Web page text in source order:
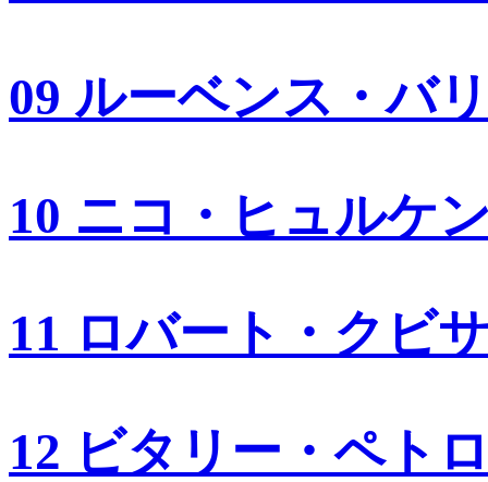
09 ルーベンス・バ
10 ニコ・ヒュルケ
11 ロバート・クビ
12 ビタリー・ペト